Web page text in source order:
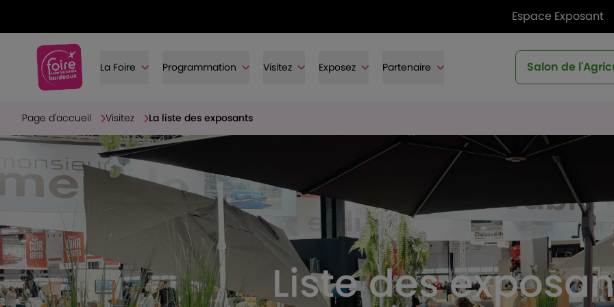
Espace Exposant
La Foire Programmation Visitez Exposez Partenaire Salon de
Page d'accueil Visitez La liste des exposants
Liste des